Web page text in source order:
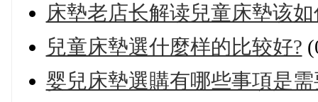
床墊老店长解读兒童床墊该
兒童床墊選什麼样的比较好?
婴兒床墊選購有哪些事項是需